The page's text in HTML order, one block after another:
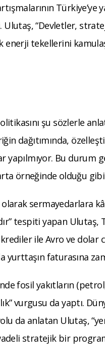
Türkiye’ye
“Devletler,
enerji tekellerini
şu sözlerle
dağıtımında,
yapılmıyor. Bu durum
örneğinde olduğu
olarak sermayedarlara
tespiti yapan
ile Avro ve dolar
faturasına zam
fosil yakıtların
vurgusu da yaptı.
da anlatan Ulutaş,
stratejik bir